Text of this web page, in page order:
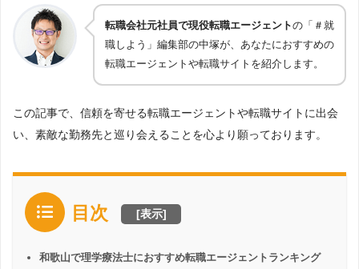
転職会社元社員で現役転職エージェントの「＃就
職しよう」編集部の中塚が、あなたにおすすめの
転職エージェントや転職サイトを紹介します。
この記事で、信頼を寄せる転職エージェントや転職サイトに出会
い、素敵な勤務先と巡り会えることを心より願っております。
目次 [表示]
和歌山で理学療法士におすすめ転職エージェントランキング